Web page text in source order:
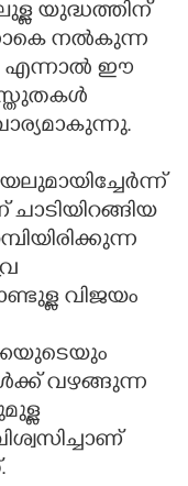
യുദ്ധത്തിന്
നൽകുന്ന
എന്നാൽ ഈ
വിജയം
വഴങ്ങുന്ന